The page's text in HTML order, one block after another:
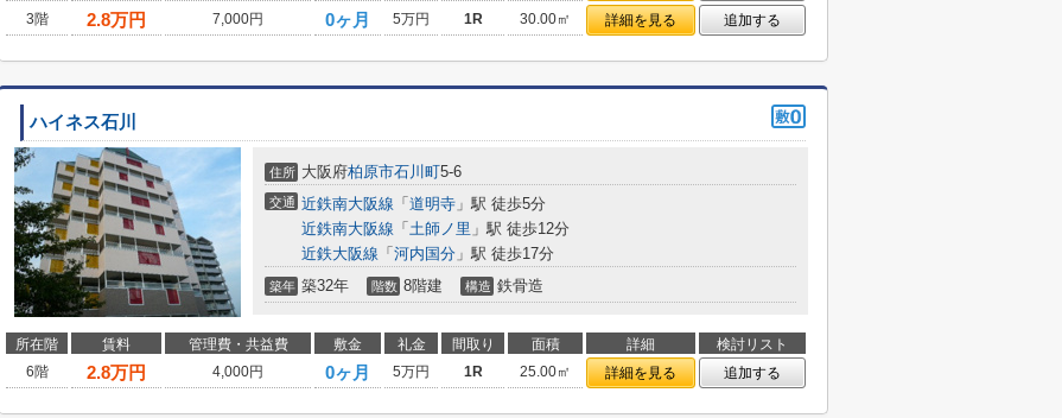
3階
2.8万円 7,000円 0ヶ月 5万円 1R 30.00㎡ 詳細を見る 追加する
ハイネス石川
住所 大阪府柏原市石川町5-6
交通 近鉄南大阪線 「 道明寺 」駅 徒歩5分
近鉄南大阪線 「 土師ノ里 」駅 徒歩12分
近鉄大阪線 「 河内国分 」駅 徒歩17分
築年 築32年 階数 8階建 構造 鉄骨造
所在階 賃料 管理費・共益費 敷金 礼金 間取り 面積 詳細
検討リスト
6階
2.8万円 4,000円 0ヶ月 5万円 1R 25.00㎡ 詳細を見る 追加する